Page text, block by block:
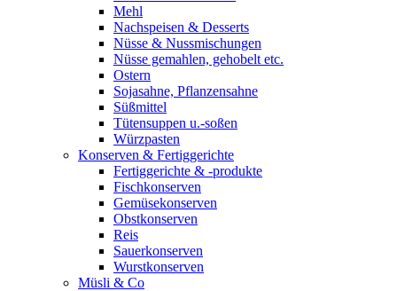
Mehl
Nachspeisen & Desserts
Nüsse & Nussmischungen
Nüsse gemahlen, gehobelt etc.
Ostern
Sojasahne, Pflanzensahne
Süßmittel
Tütensuppen u.-soßen
Würzpasten
Konserven & Fertiggerichte
Fertiggerichte & -produkte
Fischkonserven
Gemüsekonserven
Obstkonserven
Reis
Sauerkonserven
Wurstkonserven
Müsli & Co